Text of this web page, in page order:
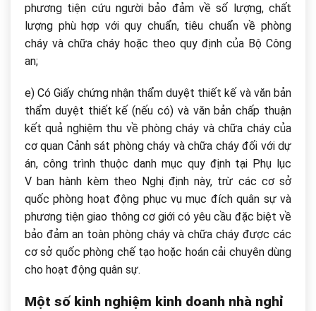
phương tiện cứu người bảo đảm về số lượng, chất
lượng phù hợp với quy chuẩn, tiêu chuẩn về phòng
cháy và chữa cháy hoặc theo quy định của Bộ Công
an;
e) Có Giấy chứng nhận thẩm duyệt thiết kế và văn bản
thẩm duyệt thiết kế (nếu có) và văn bản chấp thuận
kết quả nghiệm thu về phòng cháy và chữa cháy của
cơ quan Cảnh sát phòng cháy và chữa cháy đối với dự
án, công trình thuộc danh mục quy định tại Phụ lục
V ban hành kèm theo Nghị định này, trừ các cơ sở
quốc phòng hoạt động phục vụ mục đích quân sự và
phương tiện giao thông cơ giới có yêu cầu đặc biệt về
bảo đảm an toàn phòng cháy và chữa cháy được các
cơ sở quốc phòng chế tạo hoặc hoán cải chuyên dùng
cho hoạt động quân sự.
Một số kinh nghiệm kinh doanh nhà nghỉ